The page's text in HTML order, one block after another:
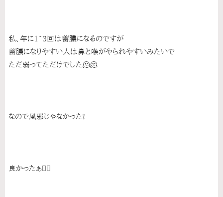
私、年に1~3回は蓄膿になるのですが
蓄膿になりやすい人は鼻と喉がやられやすいみたいで
ただ弱ってただけでした🫠🫠
なので風邪じゃなかった❕
良かったぁ😮‍💨